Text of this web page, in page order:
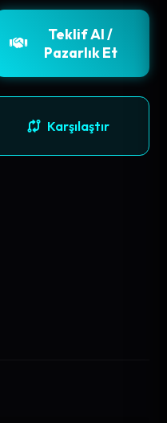
Teklif Al /
Pazarlık Et
Karşılaştır